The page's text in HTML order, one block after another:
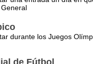
durante los Juegos
de Fútbol